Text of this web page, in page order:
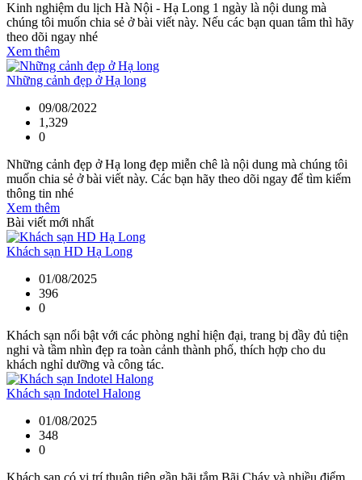
Kinh nghiệm du lịch Hà Nội - Hạ Long 1 ngày là nội dung mà
chúng tôi muốn chia sẻ ở bài viết này. Nếu các bạn quan tâm thì hãy
theo dõi ngay nhé
Xem thêm
Những cảnh đẹp ở Hạ long
09/08/2022
1,329
0
Những cảnh đẹp ở Hạ long đẹp miễn chê là nội dung mà chúng tôi
muốn chia sẻ ở bài viết này. Các bạn hãy theo dõi ngay để tìm kiếm
thông tin nhé
Xem thêm
Bài viết mới nhất
Khách sạn HD Hạ Long
01/08/2025
396
0
Khách sạn nổi bật với các phòng nghỉ hiện đại, trang bị đầy đủ tiện
nghi và tầm nhìn đẹp ra toàn cảnh thành phố, thích hợp cho du
khách nghỉ dưỡng và công tác.
Khách sạn Indotel Halong
01/08/2025
348
0